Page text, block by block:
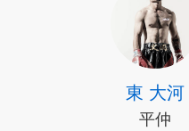
東 大河
平仲